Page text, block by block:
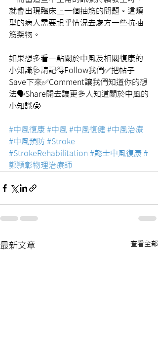
就會出現臨床上一個抽筋的問題。這類
型的病人需要視乎情況去處方一些抗抽
筋藥物。
如果想多看一點關於中風及相關復康的
小知識🩺請記得Follow我們✅把帖子
Save下來✅Comment讓我們知道你的想
法🗣Share開去讓更多人知道關於中風的
小知識🤓
#中風復康 #中風 #中風復健 #中風治療
#中風預防 #Stroke
#StrokeRehabilitation #懿士中風復康 #
鄭頴彰物理治療師
最新文章 查看全部